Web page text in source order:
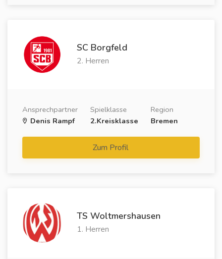
SC Borgfeld
2. Herren
Ansprechpartner
Denis Rampf
Spielklasse
2.Kreisklasse
Region
Bremen
Zum Profil
TS Woltmershausen
1. Herren